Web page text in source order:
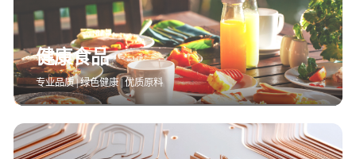
健康食品
专业品质 | 绿色健康 | 优质原料